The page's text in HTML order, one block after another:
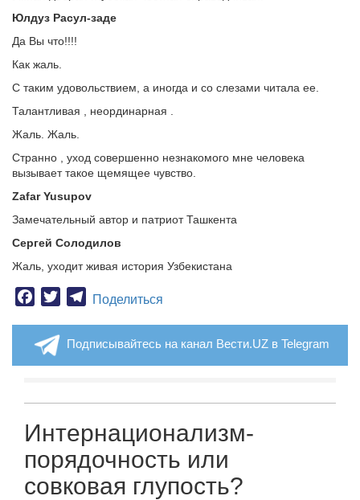
Юлдуз Расул-заде
Да Вы что!!!!
Как жаль.
С таким удовольствием, а иногда и со слезами читала ее.
Талантливая , неординарная .
Жаль. Жаль.
Странно , уход совершенно незнакомого мне человека
вызывает такое щемящее чувство.
Zafar Yusupov
Замечательный автор и патриот Ташкента
Сергей Солодилов
Жаль, уходит живая история Узбекистана
Facebook
TwitterTelegram
Поделиться
Подписывайтесь на канал Вести.UZ в Telegram
Интернационализм-
порядочность или
совковая глупость?